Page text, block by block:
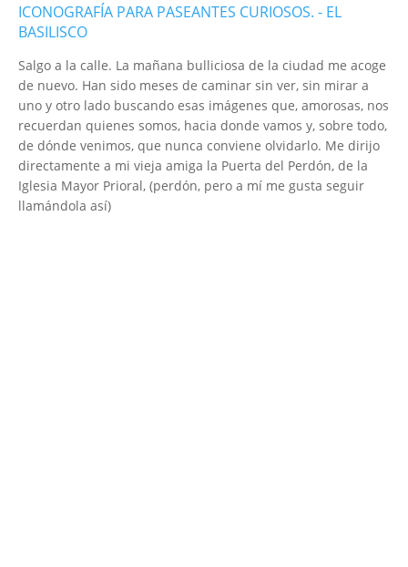
ICONOGRAFÍA PARA PASEANTES CURIOSOS. - EL
BASILISCO
Salgo a la calle. La mañana bulliciosa de la ciudad me acoge
de nuevo. Han sido meses de caminar sin ver, sin mirar a
uno y otro lado buscando esas imágenes que, amorosas, nos
recuerdan quienes somos, hacia donde vamos y, sobre todo,
de dónde venimos, que nunca conviene olvidarlo. Me dirijo
directamente a mi vieja amiga la Puerta del Perdón, de la
Iglesia Mayor Prioral, (perdón, pero a mí me gusta seguir
llamándola así)